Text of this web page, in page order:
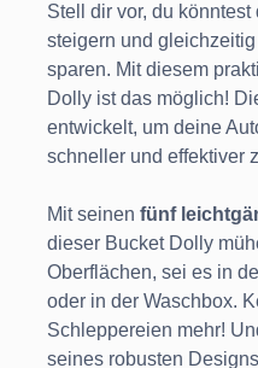
Stell dir vor, du
steigern und
sparen. Mit diesem
Dolly ist das möglich!
entwickelt, um deine
schneller und effektiver
Mit seinen fünf
dieser Bucket Dolly
Oberflächen, sei es in
oder in der Waschbox.
Schleppereien mehr!
seines robusten